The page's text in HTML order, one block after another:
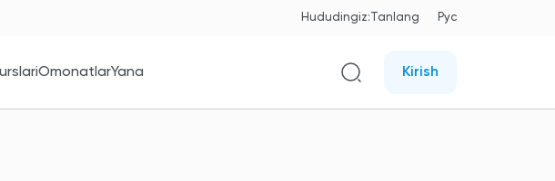
Hududingiz:Tanlang Рус
OmonatlarYana Kirish